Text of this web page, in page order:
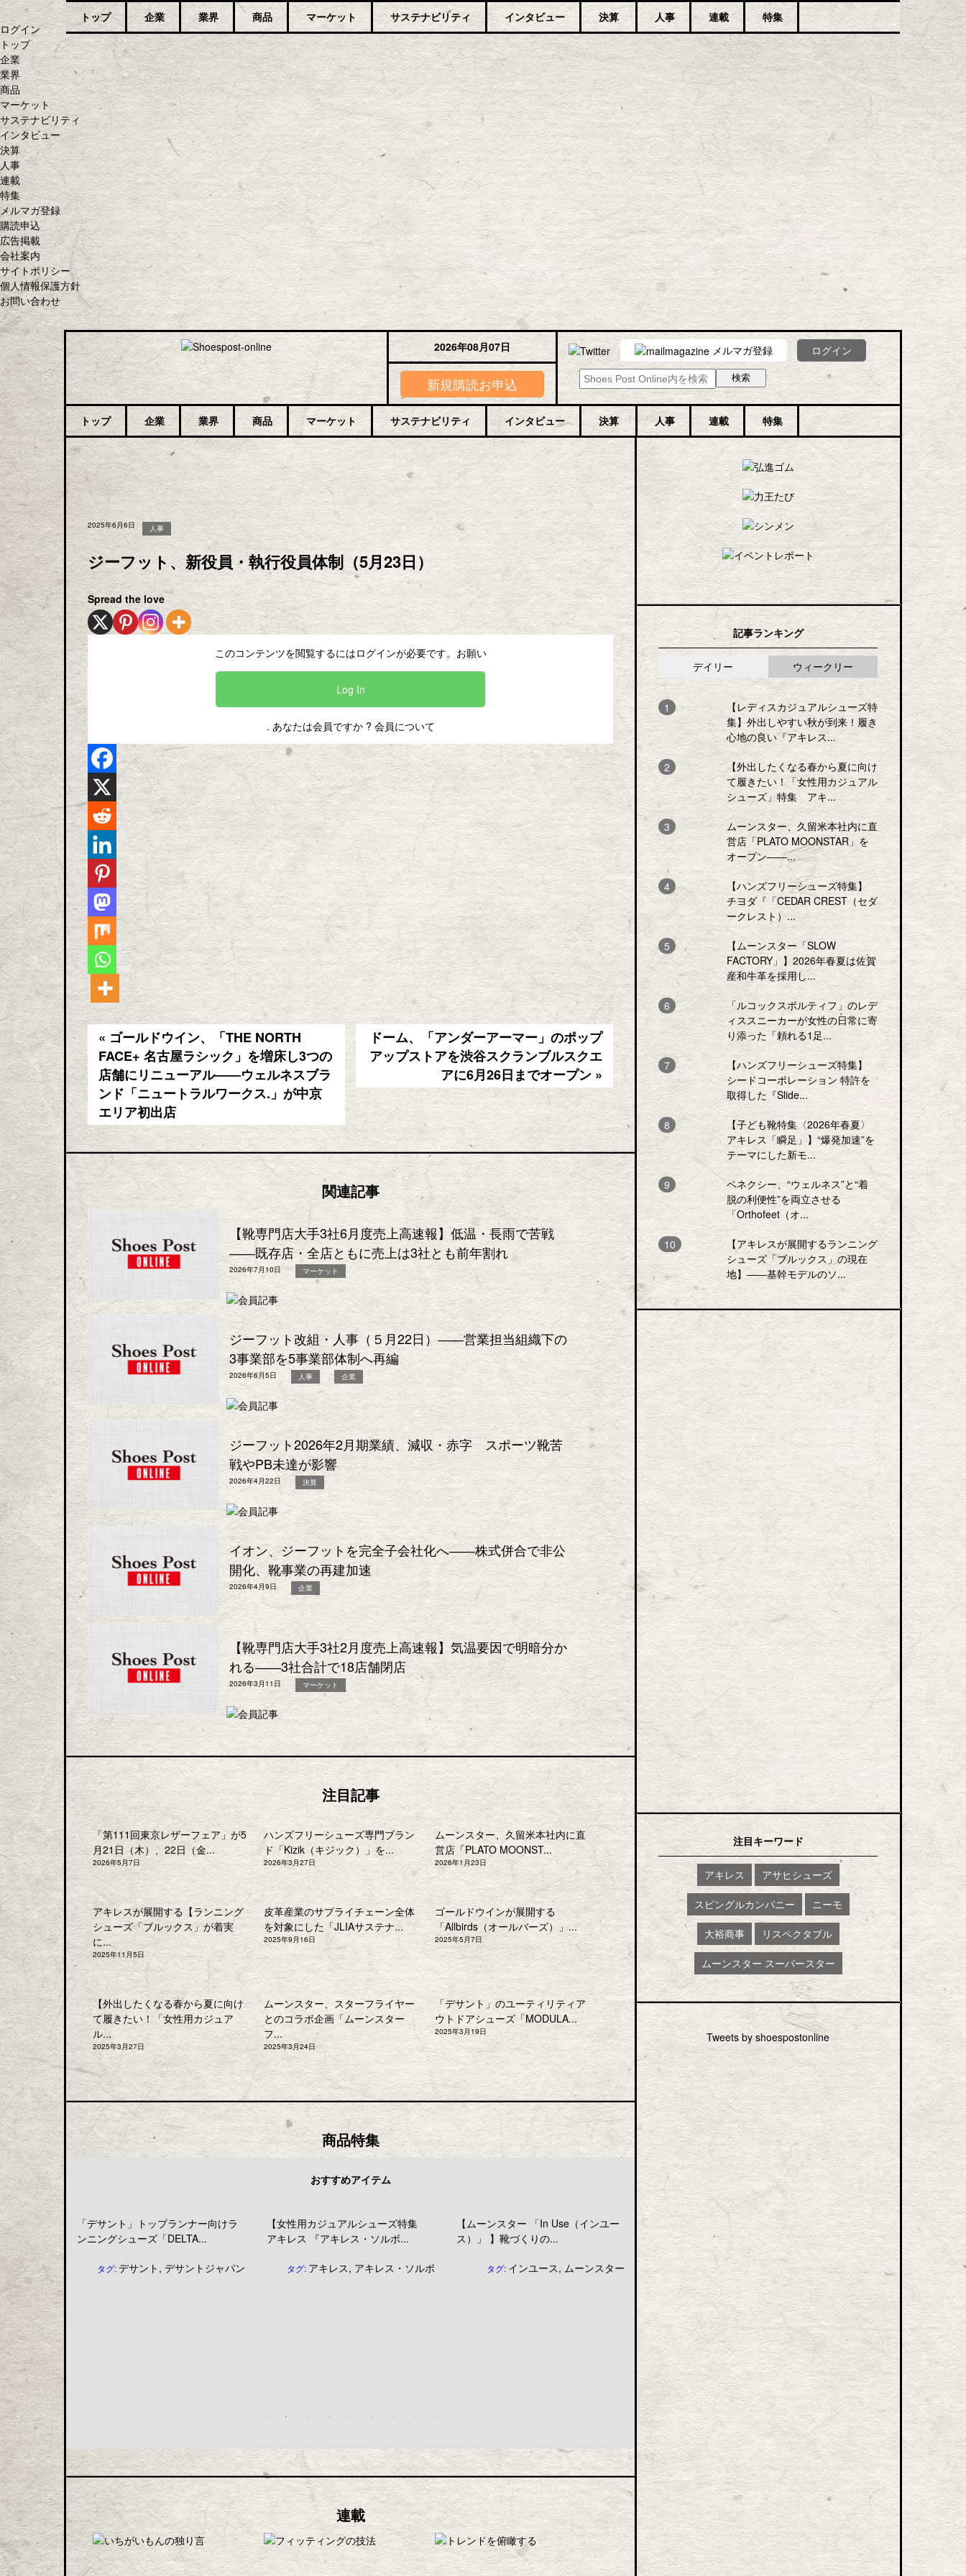
ログイン
トップ
企業
業界
商品
マーケット
サステナビリティ
インタビュー
決算
人事
連載
特集
メルマガ登録
購読申込
広告掲載
会社案内
サイトポリシー
個人情報保護方針
お問い合わせ
2026年08月07日
新規購読お申込
メルマガ登録 ログイン
トップ 企業 業界 商品 マーケット サステナビリティ インタビュー 決算 人事 連載 特集
トップ 企業 業界 商品 マーケット サステナビリティ インタビュー 決算 人事 連載 特集
2025年6月6日 人事
ジーフット、新役員・執行役員体制（5月23日）
Spread the love
このコンテンツを閲覧するにはログインが必要です。お願い
Log In
. あなたは会員ですか ? 会員について
« ゴールドウイン、「THE NORTH
FACE+ 名古屋ラシック」を増床し3つの
店舗にリニューアル――ウェルネスブラ
ンド「ニュートラルワークス.」が中京
エリア初出店
ドーム、「アンダーアーマー」のポップ
アップストアを渋谷スクランブルスクエ
アに6月26日までオープン »
関連記事
【靴専門店大手3社6月度売上高速報】低温・長雨で苦戦
――既存店・全店ともに売上は3社とも前年割れ
2026年7月10日 マーケット
ジーフット改組・人事（５月22日）――営業担当組織下の
3事業部を5事業部体制へ再編
2026年6月5日 人事 企業
ジーフット2026年2月期業績、減収・赤字 スポーツ靴苦
戦やPB未達が影響
2026年4月22日 決算
イオン、ジーフットを完全子会社化へ――株式併合で非公
開化、靴事業の再建加速
2026年4月9日 企業
【靴専門店大手3社2月度売上高速報】気温要因で明暗分か
れる――3社合計で18店舗閉店
2026年3月11日 マーケット
注目記事
「第111回東京レザーフェア」が5
月21日（木）、22日（金...
2026年5月7日
ハンズフリーシューズ専門ブラン
ド「Kizik（キジック）」を...
2026年3月27日
ムーンスター、久留米本社内に直
営店「PLATO MOONST...
2026年1月23日
アキレスが展開する【ランニング
シューズ「ブルックス」が着実
に...
2025年11月5日
皮革産業のサプライチェーン全体
を対象にした「JLIAサステナ...
2025年9月16日
ゴールドウインが展開する
「Allbirds（オールバーズ）」...
2025年5月7日
【外出したくなる春から夏に向け
て履きたい！「女性用カジュア
ル...
2025年3月27日
ムーンスター、スターフライヤー
とのコラボ企画「ムーンスター
フ...
2025年3月24日
「デサント」のユーティリティア
ウトドアシューズ「MODULA...
2025年3月19日
商品特集
おすすめアイテム
ブーツコ
ジャパン
「デサント」トップランナー向けラ
ンニングシューズ「DELTA...
タグ:デサント , デサントジャパン
【女性用カジュアルシューズ特集
アキレス 『アキレス・ソルボ...
タグ: アキレス, アキレス・ソルボ
【ムーンスター 「In Use（インユー
ス）」 】靴づくりの...
タグ: インユース, ムーンスター
【子ども靴特集〈2026年春夏〉アキ
レス「瞬足」】“爆発加速...
タグ: アキレス 瞬足
「イノヴェイト」が横浜
ターズデザインのアウトド...
タグ: イノヴェイト デサン
連載
記事ランキング
デイリー ウィークリー
【レディスカジュアルシューズ特
集】外出しやすい秋が到来！履き
心地の良い『アキレス...
【外出したくなる春から夏に向け
て履きたい！「女性用カジュアル
シューズ」特集 アキ...
ムーンスター、久留米本社内に直
営店「PLATO MOONSTAR」を
オープン――...
【ハンズフリーシューズ特集】
チヨダ『「CEDAR CREST（セダ
ークレスト）...
【ムーンスター「SLOW
FACTORY」】2026年春夏は佐賀
産和牛革を採用し...
「ルコックスポルティフ」のレデ
ィススニーカーが女性の日常に寄
り添った「頼れる1足...
【ハンズフリーシューズ特集】
シードコーポレーション 特許を
取得した『Slide...
【子ども靴特集〈2026年春夏〉
アキレス「瞬足」】“爆発加速”を
テーマにした新モ...
ベネクシー、“ウェルネス”と“着
脱の利便性”を両立させる
「Orthofeet（オ...
【アキレスが展開するランニング
シューズ「ブルックス」の現在
地】――基幹モデルのソ...
注目キーワード
アキレス アサヒシューズ
スピングルカンパニー ニーモ
大裕商事 リスペクタブル
ムーンスター スーパースター
Tweets by shoespostonline